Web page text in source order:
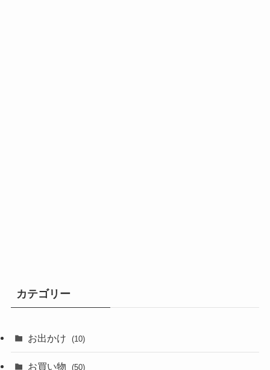
カテゴリー
お出かけ (10)
お買い物 (50)